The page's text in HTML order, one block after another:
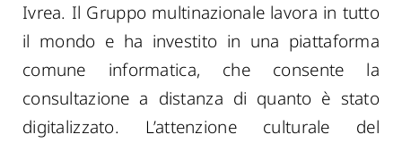
Ivrea. Il Gruppo multinazionale lavora in tutto
il mondo e ha investito in una piattaforma
comune informatica, che consente la
consultazione a distanza di quanto è stato
digitalizzato. L’attenzione culturale del